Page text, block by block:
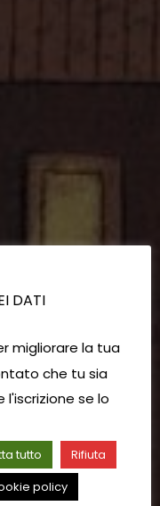
DATI
migliorare la tua
che tu sia
l'iscrizione se lo
tutto
Rifiuta
policy